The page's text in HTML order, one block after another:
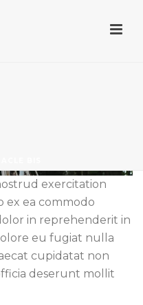
exercitation
ex ea commodo
in reprehenderit in
eu fugiat nulla
cupidatat non
deserunt mollit